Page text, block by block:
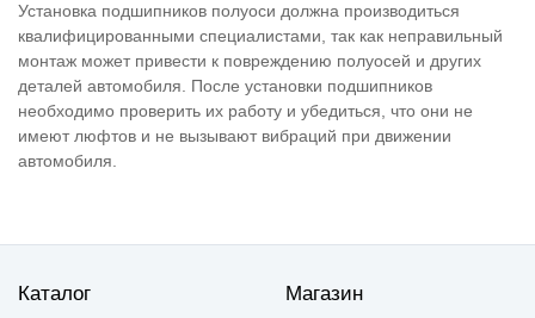
Установка подшипников полуоси должна производиться
квалифицированными специалистами, так как неправильный
монтаж может привести к повреждению полуосей и других
деталей автомобиля. После установки подшипников
необходимо проверить их работу и убедиться, что они не
имеют люфтов и не вызывают вибраций при движении
автомобиля.
Каталог Магазин